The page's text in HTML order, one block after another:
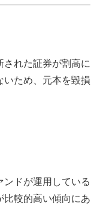
された証券が割高に
いため、元本を毀損
ンドが運用している
比較的高い傾向にあ